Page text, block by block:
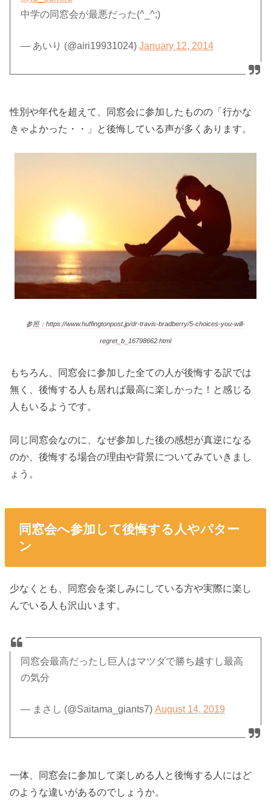
中学の同窓会が最悪だった(^_^;)
— あいり (@airi19931024)January 12, 2014
性別や年代を超えて、同窓会に参加したものの「行かな
きゃよかった・・」と後悔している声が多くあります。
参照：https://www.huffingtonpost.jp/dr-travis-bradberry/5-choices-you-will-
regret_b_16798662.html
もちろん、同窓会に参加した全ての人が後悔する訳では
無く、後悔する人も居れば最高に楽しかった！と感じる
人もいるようです。
同じ同窓会なのに、なぜ参加した後の感想が真逆になる
のか、後悔する場合の理由や背景についてみていきまし
ょう。
同窓会へ参加して後悔する人やパター
ン
少なくとも、同窓会を楽しみにしている方や実際に楽し
んでいる人も沢山います。
同窓会最高だったし巨人はマツダで勝ち越すし最高
の気分
— まさし (@Saitama_giants7)August 14, 2019
一体、同窓会に参加して楽しめる人と後悔する人にはど
のような違いがあるのでしょうか。